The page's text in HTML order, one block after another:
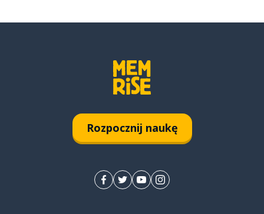
Rozpocznij naukę